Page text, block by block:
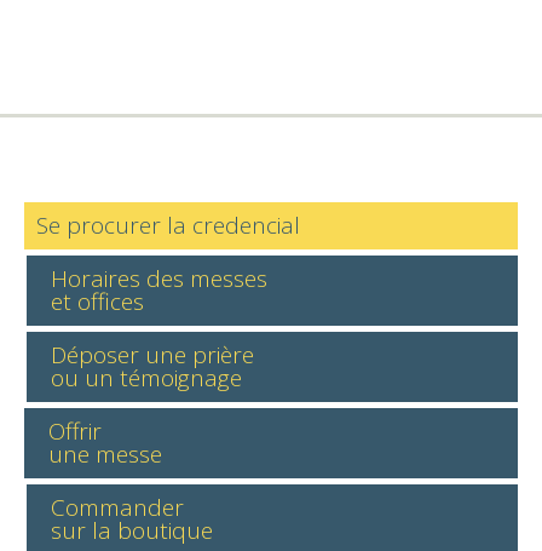
Se procurer la credencial
Horaires des messes
et offices
Déposer une prière
ou un témoignage
Offrir
une messe
Commander
sur la boutique